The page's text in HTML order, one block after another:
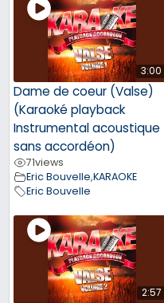
3:00
Dame de coeur (Valse)
(Karaoké playback
Instrumental acoustique
sans accordéon)
71views
Eric Bouvelle,KARAOKE
Eric Bouvelle
2:57